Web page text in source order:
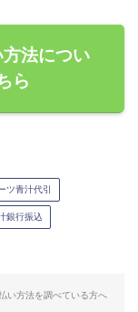
法につい
ら
ツ青汁代引
銀行振込
い方法を調べている方へ